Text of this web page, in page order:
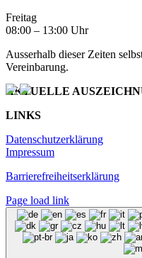
Freitag
08:00 – 13:00 Uhr
Ausserhalb dieser Zeiten
Vereinbarung.
AKTUELLE
LINKS
Datenschutzerklärung
Impressum
Barrierefreiheitserklärung
Page load link